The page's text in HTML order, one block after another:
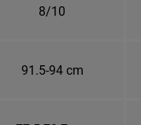
8/10
91.5-94 cm